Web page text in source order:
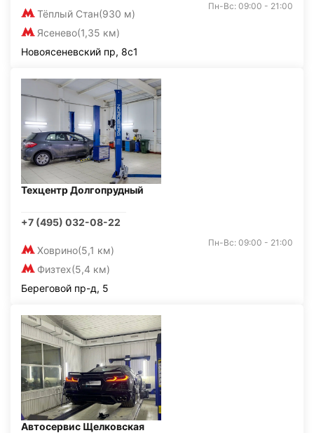
Тёплый Стан(930 м)
Ясенево(1,35 км)
Пн-Вс: 09:00 - 21:00
Новоясеневский пр, 8с1
Техцентр Долгопрудный
+7 (495) 032-08-22
Ховрино(5,1 км)
Физтех(5,4 км)
Пн-Вс: 09:00 - 21:00
Береговой пр-д, 5
Автосервис Щелковская